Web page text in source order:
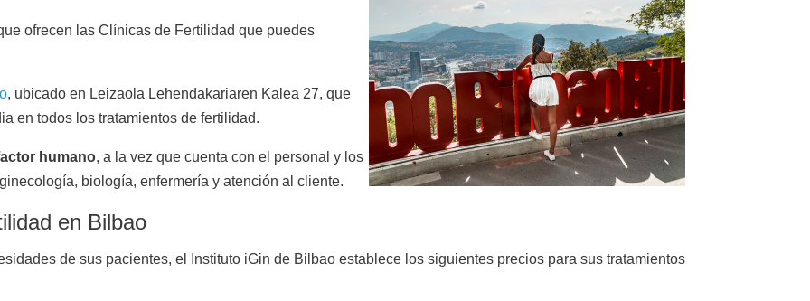
ofrecen las Clínicas de Fertilidad que puedes
, ubicado en Leizaola Lehendakariaren Kalea 27, que
en todos los tratamientos de fertilidad.
humano, a la vez que cuenta con el personal y los
biología, enfermería y atención al cliente.
en Bilbao
de sus pacientes, el Instituto iGin de Bilbao establece los siguientes precios para sus tratamientos